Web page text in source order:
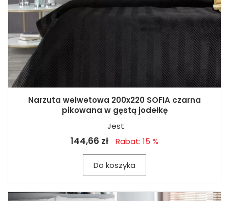
Narzuta welwetowa 200x220 SOFIA czarna
pikowana w gęstą jodełkę
Jest
144,66 zł Rabat: 15 %
Do koszyka